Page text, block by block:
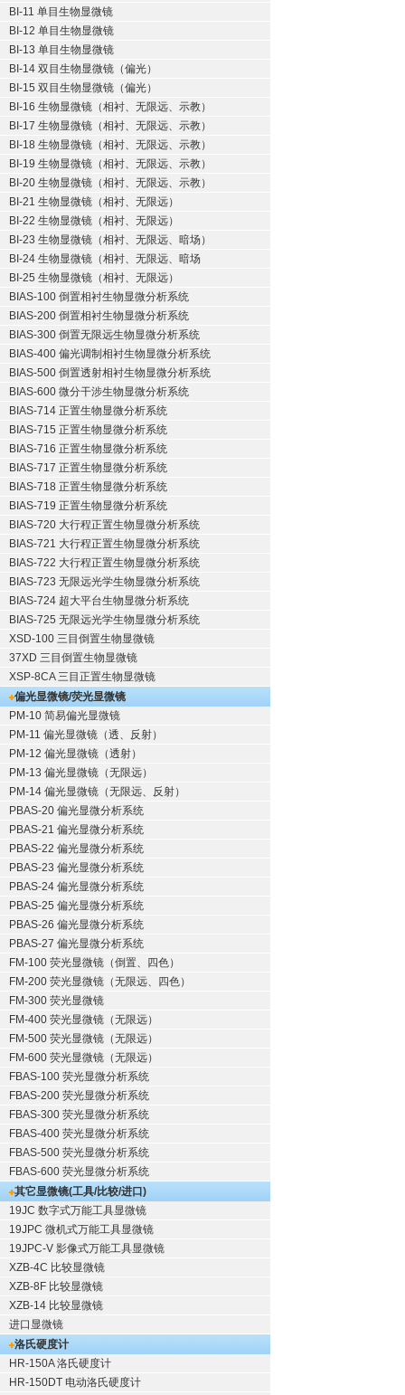
BI-11 单目生物显微镜
BI-12 单目生物显微镜
BI-13 单目生物显微镜
BI-14 双目生物显微镜（偏光）
BI-15 双目生物显微镜（偏光）
BI-16 生物显微镜（相衬、无限远、示教）
BI-17 生物显微镜（相衬、无限远、示教）
BI-18 生物显微镜（相衬、无限远、示教）
BI-19 生物显微镜（相衬、无限远、示教）
BI-20 生物显微镜（相衬、无限远、示教）
BI-21 生物显微镜（相衬、无限远）
BI-22 生物显微镜（相衬、无限远）
BI-23 生物显微镜（相衬、无限远、暗场）
BI-24 生物显微镜（相衬、无限远、暗场
BI-25 生物显微镜（相衬、无限远）
BIAS-100 倒置相衬生物显微分析系统
BIAS-200 倒置相衬生物显微分析系统
BIAS-300 倒置无限远生物显微分析系统
BIAS-400 偏光调制相衬生物显微分析系统
BIAS-500 倒置透射相衬生物显微分析系统
BIAS-600 微分干涉生物显微分析系统
BIAS-714 正置生物显微分析系统
BIAS-715 正置生物显微分析系统
BIAS-716 正置生物显微分析系统
BIAS-717 正置生物显微分析系统
BIAS-718 正置生物显微分析系统
BIAS-719 正置生物显微分析系统
BIAS-720 大行程正置生物显微分析系统
BIAS-721 大行程正置生物显微分析系统
BIAS-722 大行程正置生物显微分析系统
BIAS-723 无限远光学生物显微分析系统
BIAS-724 超大平台生物显微分析系统
BIAS-725 无限远光学生物显微分析系统
XSD-100 三目倒置生物显微镜
37XD 三目倒置生物显微镜
XSP-8CA 三目正置生物显微镜
偏光显微镜/荧光显微镜
PM-10 简易偏光显微镜
PM-11 偏光显微镜（透、反射）
PM-12 偏光显微镜（透射）
PM-13 偏光显微镜（无限远）
PM-14 偏光显微镜（无限远、反射）
PBAS-20 偏光显微分析系统
PBAS-21 偏光显微分析系统
PBAS-22 偏光显微分析系统
PBAS-23 偏光显微分析系统
PBAS-24 偏光显微分析系统
PBAS-25 偏光显微分析系统
PBAS-26 偏光显微分析系统
PBAS-27 偏光显微分析系统
FM-100 荧光显微镜（倒置、四色）
FM-200 荧光显微镜（无限远、四色）
FM-300 荧光显微镜
FM-400 荧光显微镜（无限远）
FM-500 荧光显微镜（无限远）
FM-600 荧光显微镜（无限远）
FBAS-100 荧光显微分析系统
FBAS-200 荧光显微分析系统
FBAS-300 荧光显微分析系统
FBAS-400 荧光显微分析系统
FBAS-500 荧光显微分析系统
FBAS-600 荧光显微分析系统
其它显微镜(工具/比较/进口)
19JC 数字式万能工具显微镜
19JPC 微机式万能工具显微镜
19JPC-V 影像式万能工具显微镜
XZB-4C 比较显微镜
XZB-8F 比较显微镜
XZB-14 比较显微镜
进口显微镜
洛氏硬度计
HR-150A 洛氏硬度计
HR-150DT 电动洛氏硬度计